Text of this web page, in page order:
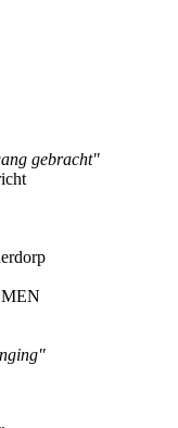
gebracht"